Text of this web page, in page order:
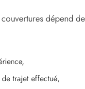
dépend
trajet effectué,